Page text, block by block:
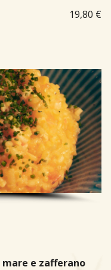
19,80 €
e zafferano